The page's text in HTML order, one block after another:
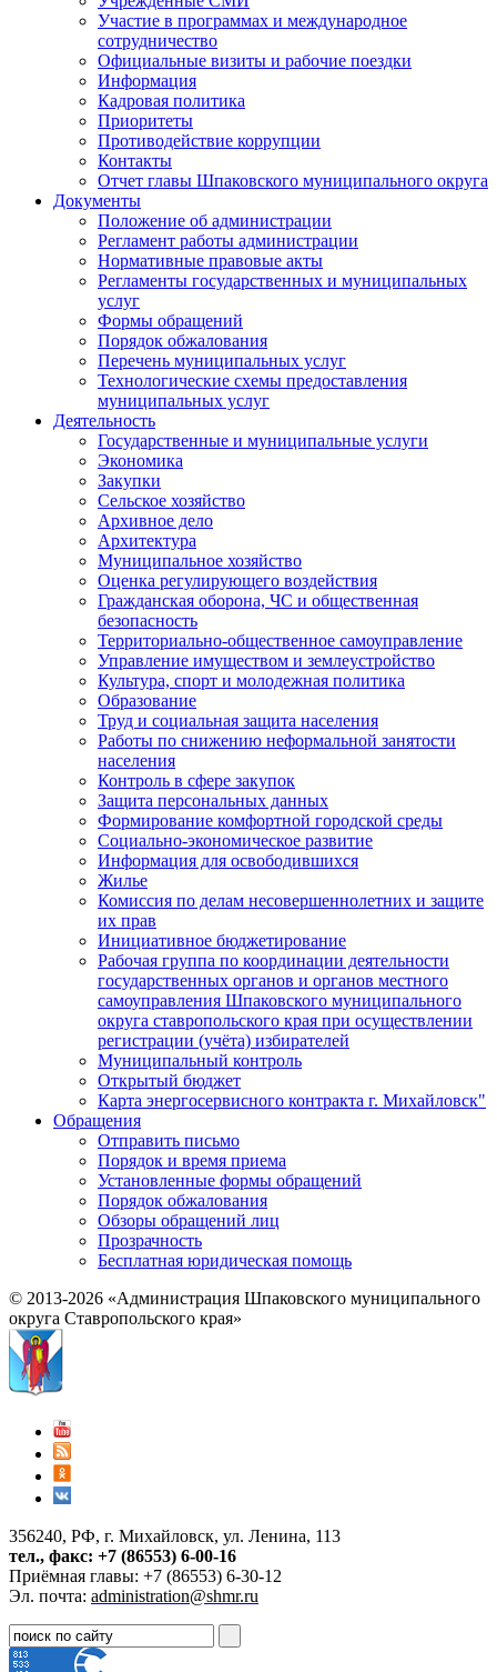
Участие в программах и международное
сотрудничество
Официальные визиты и рабочие поездки
Информация
Кадровая политика
Приоритеты
Противодействие коррупции
Контакты
Отчет главы Шпаковского муниципального округа
Документы
Положение об администрации
Регламент работы администрации
Нормативные правовые акты
Регламенты государственных и муниципальных
услуг
Формы обращений
Порядок обжалования
Перечень муниципальных услуг
Технологические схемы предоставления
муниципальных услуг
Деятельность
Государственные и муниципальные услуги
Экономика
Закупки
Сельское хозяйство
Архивное дело
Архитектура
Муниципальное хозяйство
Оценка регулирующего воздействия
Гражданская оборона, ЧС и общественная
безопасность
Территориально-общественное самоуправление
Управление имуществом и землеустройство
Культура, спорт и молодежная политика
Образование
Труд и социальная защита населения
Работы по снижению неформальной занятости
населения
Контроль в сфере закупок
Защита персональных данных
Формирование комфортной городской среды
Социально-экономическое развитие
Информация для освободившихся
Жилье
Комиссия по делам несовершеннолетних и защите
их прав
Инициативное бюджетирование
Рабочая группа по координации деятельности
государственных органов и органов местного
самоуправления Шпаковского муниципального
округа ставропольского края при осуществлении
регистрации (учёта) избирателей
Муниципальный контроль
Открытый бюджет
Карта энергосервисного контракта г. Михайловск"
Обращения
Отправить письмо
Порядок и время приема
Установленные формы обращений
Порядок обжалования
Обзоры обращений лиц
Прозрачность
Бесплатная юридическая помощь
© 2013-2026 «Администрация Шпаковского муниципального
округа Ставропольского края»
356240, РФ, г. Михайловск, ул. Ленина, 113
тел., факс: +7 (86553) 6-00-16
Приёмная главы: +7 (86553) 6-30-12
Эл. почта: administration@shmr.ru